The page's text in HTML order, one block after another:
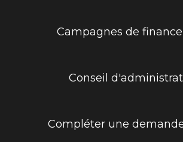
Campagnes de
Conseil
Compléter une